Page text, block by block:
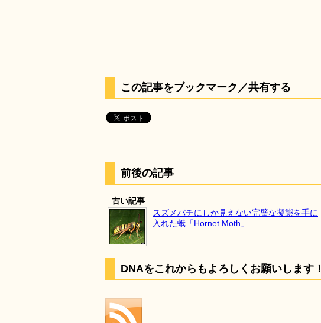
この記事をブックマーク／共有する
前後の記事
古い記事
スズメバチにしか見えない完璧な擬態を手に
入れた蛾「Hornet Moth」
DNAをこれからもよろしくお願いします！